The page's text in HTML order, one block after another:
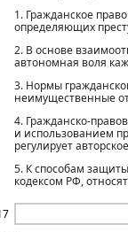
1. Гражданское
определяющих
2. В основе
автономная воля
3. Нормы
неимущественные
4. Гражданско-
и использованием
регулирует
5. К способам
кодексом РФ,